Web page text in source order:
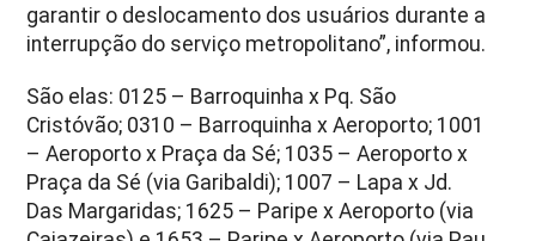
garantir o deslocamento dos usuários durante a
interrupção do serviço metropolitano”, informou.
São elas: 0125 – Barroquinha x Pq. São
Cristóvão; 0310 – Barroquinha x Aeroporto; 1001
– Aeroporto x Praça da Sé; 1035 – Aeroporto x
Praça da Sé (via Garibaldi); 1007 – Lapa x Jd.
Das Margaridas; 1625 – Paripe x Aeroporto (via